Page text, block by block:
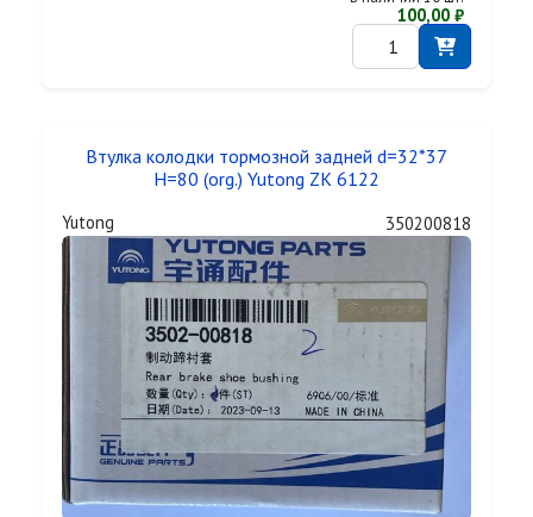
100,00 ₽
Втулка колодки тормозной задней d=32*37
H=80 (org.) Yutong ZK 6122
Yutong 350200818